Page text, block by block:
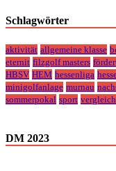
Schlagwörter
aktivität allgemeine klasse
eternit filzgolf masters
HBSV HEM hessenliga
minigolfanlage murnau
sommerpokal sport
DM 2023